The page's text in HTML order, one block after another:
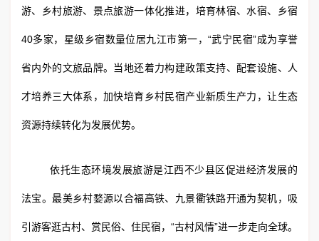
游、乡村旅游、景点旅游一体化推进，培育林宿、水宿、乡宿
40多家，星级乡宿数量位居九江市第一，“武宁民宿”成为享誉
省内外的文旅品牌。当地还着力构建政策支持、配套设施、人
才培养三大体系，加快培育乡村民宿产业新质生产力，让生态
资源持续转化为发展优势。
依托生态环境发展旅游是江西不少县区促进经济发展的
法宝。最美乡村婺源以合福高铁、九景衢铁路开通为契机，吸
引游客逛古村、赏民俗、住民宿，“古村风情”进一步走向全球。